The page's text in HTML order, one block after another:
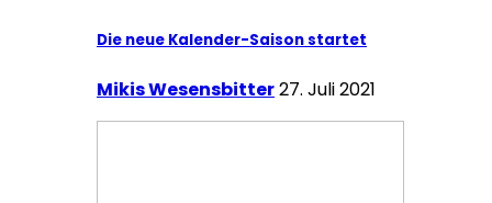
Die neue Kalender-Saison startet
Mikis Wesensbitter27. Juli 2021